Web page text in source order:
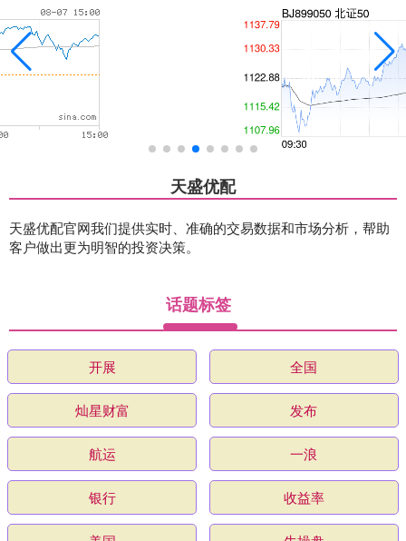
天盛优配
天盛优配官网我们提供实时、准确的交易数据和市场分析，帮助
客户做出更为明智的投资决策。
话题标签
开展 全国
灿星财富 发布
航运 一浪
银行 收益率